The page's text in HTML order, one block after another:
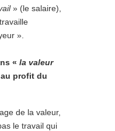
» (le salaire),
».
« la valeur
profit du
de la valeur,
le travail qui